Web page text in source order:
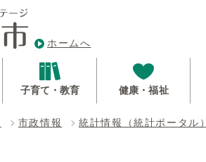
ホームへ
子育て・教育 健康・福祉
市政情報 統計情報（統計ポータル）